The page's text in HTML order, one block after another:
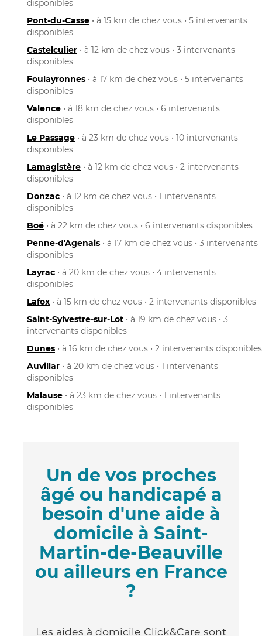
disponibles
Pont-du-Casse • à 15 km de chez vous • 5 intervenants
disponibles
Castelculier • à 12 km de chez vous • 3 intervenants
disponibles
Foulayronnes • à 17 km de chez vous • 5 intervenants
disponibles
Valence • à 18 km de chez vous • 6 intervenants
disponibles
Le Passage • à 23 km de chez vous • 10 intervenants
disponibles
Lamagistère • à 12 km de chez vous • 2 intervenants
disponibles
Donzac • à 12 km de chez vous • 1 intervenants
disponibles
Boé • à 22 km de chez vous • 6 intervenants disponibles
Penne-d'Agenais • à 17 km de chez vous • 3 intervenants
disponibles
Layrac • à 20 km de chez vous • 4 intervenants
disponibles
Lafox • à 15 km de chez vous • 2 intervenants disponibles
Saint-Sylvestre-sur-Lot • à 19 km de chez vous • 3
intervenants disponibles
Dunes • à 16 km de chez vous • 2 intervenants disponibles
Auvillar • à 20 km de chez vous • 1 intervenants
disponibles
Malause • à 23 km de chez vous • 1 intervenants
disponibles
Un de vos proches
âgé ou handicapé a
besoin d'une aide à
domicile à Saint-
Martin-de-Beauville
ou ailleurs en France
?
Les aides à domicile Click&Care sont